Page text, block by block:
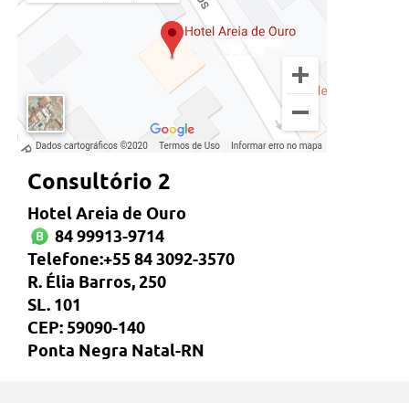
Consultório 2
Hotel Areia de Ouro
84 99913-9714
Telefone:+55 84 3092-3570
R. Élia Barros, 250
SL. 101
CEP: 59090-140
Ponta Negra Natal-RN